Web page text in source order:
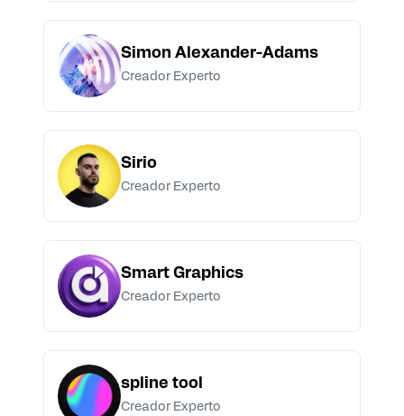
Simon Alexander-Adams
Creador Experto
Sirio
Creador Experto
Smart Graphics
Creador Experto
spline tool
Creador Experto